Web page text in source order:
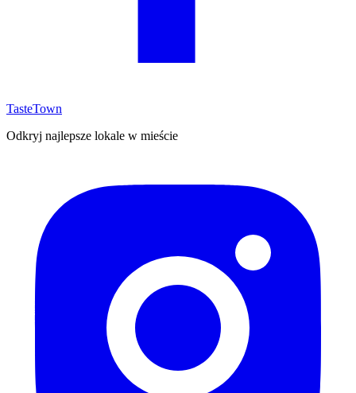
TasteTown
Odkryj najlepsze lokale w mieście